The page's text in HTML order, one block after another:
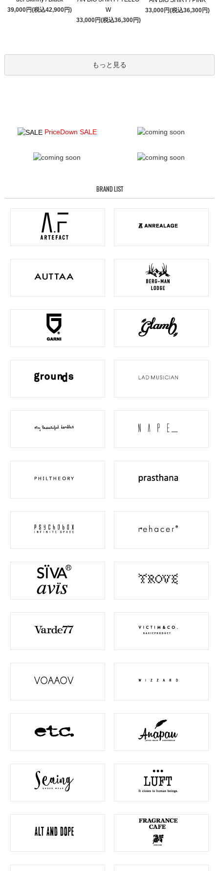
39,000円(税込42,900円)
W
33,000円(税込36,300円)
33,000円(税込36,300円)
もっと見る
PriceDown SALE
BRAND LIST